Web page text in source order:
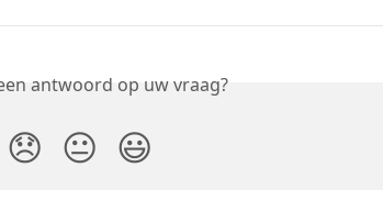
antwoord op uw vraag?
😞 😐 😃